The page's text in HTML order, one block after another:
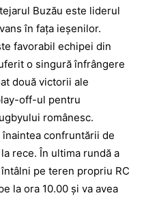
Buzău este liderul
în faţa ieşenilor.
favorabil echipei din
o singură înfrângere
două victorii ale
off-ul pentru
românesc.
confruntării de
rece. În ultima rundă a
pe teren propriu RC
la ora 10.00 şi va avea